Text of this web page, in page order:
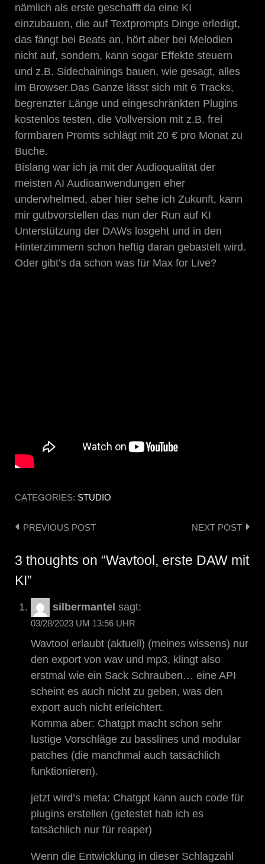
nämlich als erste geschafft da eine KI
einzubauen, die auf Textprompts Dinge erledigt,
das fängt bei Beats an, hört aber bei Melodien
nicht auf, sondern, kann sogar Effekte steuern
und z.B. Sidechainings bauen, wie gesagt, alles
im Browser.Das Ganze lässt sich mit 6 Tracks,
begrenzter Länge und eingeschränkten Plugins
kostenlos testen, die Vollversion mit z.B. frei
formbaren Promts schlägt mit 20 € pro Monat zu
Buche.
Bislang war ich ja mit der Audioqualität der
meisten AI Audioanwendungen eher
underwhelmed, aber hier sehe ich Zukunft, kann
mir gutbvorstellen das nun der Run auf KI
Unterstützung der DAWs losgeht und in den
Hinterzimmern schon heftig daran gebastelt wird.
Oder gibt’s da schon was für Max for Live?
CATEGORIES: STUDIO
Post
PREVIOUS POST NEXT POST
3 thoughts on “Wavtool, erste DAW mit
KI”
silbermantel sagt:
03/28/2023 UM 13:56 UHR
Wavtool erlaubt (aktuell) (meines wissens) nur
den export von wav und mp3, klingt also
erstmal wie ein Sack Schrauben… eine API
scheint es auch nicht zu geben, was den
export auch nicht erleichtert.
Komma aber: Chatgpt macht schon sehr
lustige Vorschläge zu basslines und modular
patches (die manchmal auch tatsächlich
funktionieren).
jetzt wird’s meta: Chatgpt kann auch code für
plugins erstellen (getestet hab ich es
tatsächlich nur für reaper)
Wenn die Entwicklung in dieser Schlagzahl